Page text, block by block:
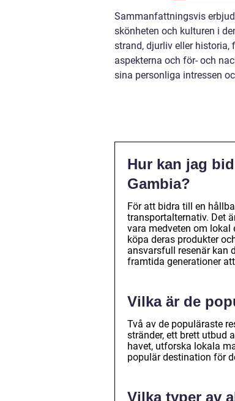
Sammanfattningsvis
skönheten och kulturen i
strand, djurliv eller historia,
aspekterna och för- och
sina personliga intressen
Hur kan jag
Gambia?
För att bidra till en
transportalternativ. Det
vara medveten om
köpa deras produkter
ansvarsfull resenär kan
framtida generationer
Vilka är de
Två av de populäraste
stränder, ett brett utbud
havet, utforska lokala
populär destination för
Vilka typer av